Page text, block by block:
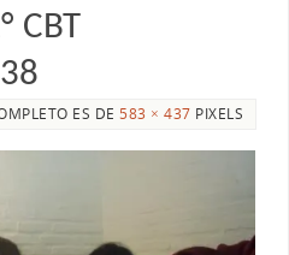
CBT
ES DE583 × 437 PIXELS